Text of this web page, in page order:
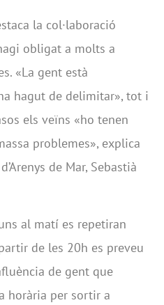
la col·laboració
obligat a molts a
«La gent està
hagut de delimitar», tot i
els veïns «ho tenen
problemes», explica
de Mar, Sebastià
al matí es repetiran
de les 20h es preveu
de gent que
horària per sortir a